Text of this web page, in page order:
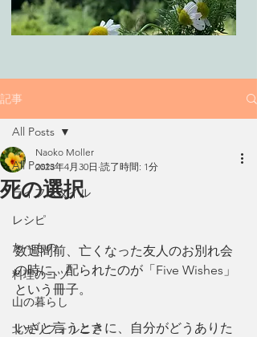
記事
All Posts
ライフスタイル
レシピ
たべもの
料理のコツ
山の暮らし
北カリフォルニア
All Posts
死の選択
Naoko Moller
2023年4月30日 読了時間: 1分
数週間前、亡くなった友人のお別れ会
の時に、配られたのが「Five Wishes」
という冊子。
いざと言うときに、自分がどうありた